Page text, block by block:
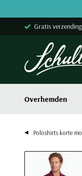
Gratis
Overhemden
Poloshirts korte